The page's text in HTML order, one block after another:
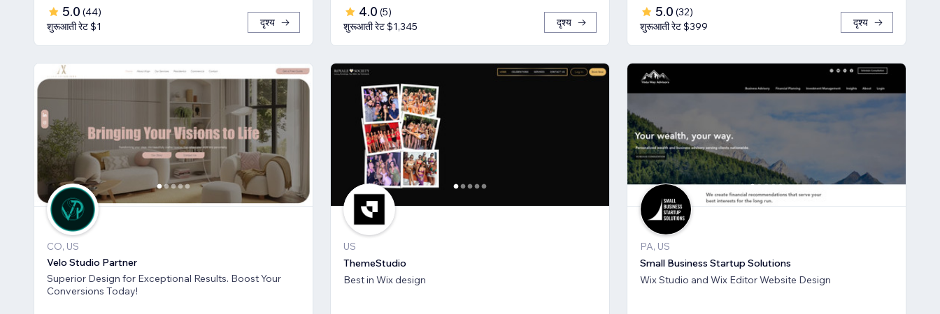
5.0 (44)
शुरूआती रेट $1
दृश्य
4.0 (5)
शुरूआती रेट $1,345
दृश्य
5.0 (32)
शुरूआती रेट $399
दृश्य
CO, US
Velo Studio Partner
Superior Design for Exceptional Results. Boost Your
Conversions Today!
US
ThemeStudio
Best in Wix design
PA, US
Small Business Startup Solutions
Wix Studio and Wix Editor Website Design